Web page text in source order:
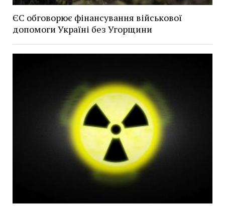
ЄС обговорює фінансування військової
допомоги Україні без Угорщини